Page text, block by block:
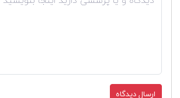
ارسال دیدگاه